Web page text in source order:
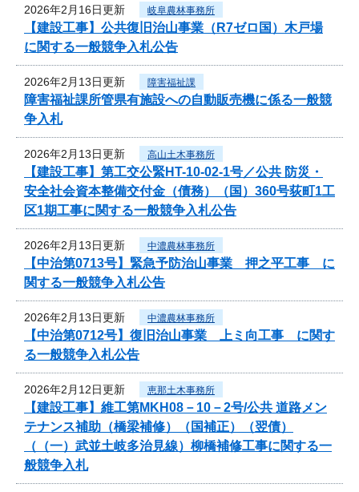
2026年2月16日更新 岐阜農林事務所
【建設工事】公共復旧治山事業（R7ゼロ国）木戸場
に関する一般競争入札公告
2026年2月13日更新 障害福祉課
障害福祉課所管県有施設への自動販売機に係る一般競
争入札
2026年2月13日更新 高山土木事務所
【建設工事】第工交公緊HT-10-02-1号／公共 防災・
安全社会資本整備交付金（債務）（国）360号荻町1工
区1期工事に関する一般競争入札公告
2026年2月13日更新 中濃農林事務所
【中治第0713号】緊急予防治山事業 押之平工事 に
関する一般競争入札公告
2026年2月13日更新 中濃農林事務所
【中治第0712号】復旧治山事業 上ミ向工事 に関す
る一般競争入札公告
2026年2月12日更新 恵那土木事務所
【建設工事】維工第MKH08－10－2号/公共 道路メン
テナンス補助（橋梁補修）（国補正）（翌債）
（（一）武並土岐多治見線）柳橋補修工事に関する一
般競争入札